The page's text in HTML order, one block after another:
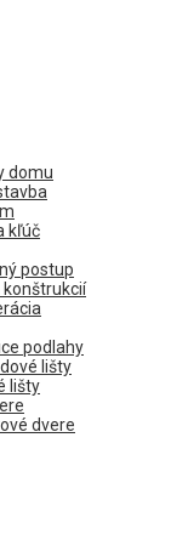
domu
kľúč
postup
konštrukcií
podlahy
lišty
lišty
dvere